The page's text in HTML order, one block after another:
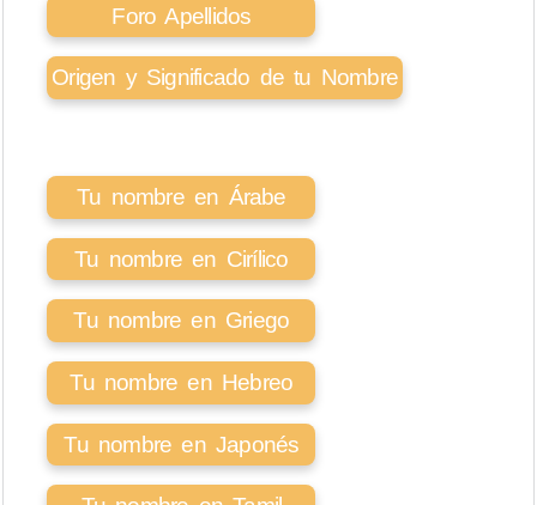
Foro Apellidos
Origen y Significado de tu Nombre
Tu nombre en Árabe
Tu nombre en Cirílico
Tu nombre en Griego
Tu nombre en Hebreo
Tu nombre en Japonés